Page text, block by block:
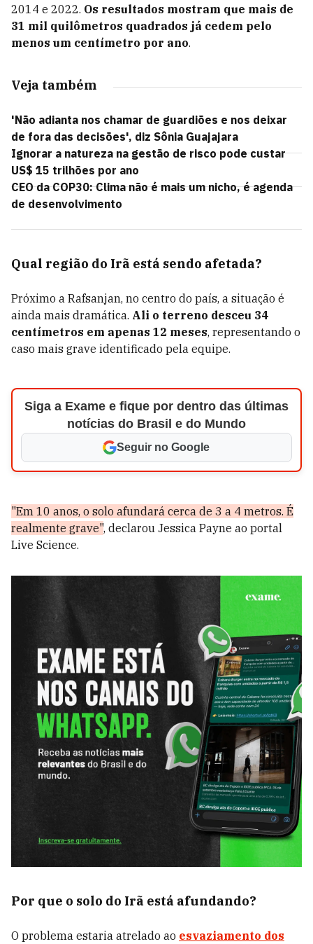
2014 e 2022. Os resultados mostram que mais de
31 mil quilômetros quadrados já cedem pelo
menos um centímetro por ano.
Veja também
'Não adianta nos chamar de guardiões e nos deixar
de fora das decisões', diz Sônia Guajajara
Ignorar a natureza na gestão de risco pode custar
US$ 15 trilhões por ano
CEO da COP30: Clima não é mais um nicho, é agenda
de desenvolvimento
Qual região do Irã está sendo afetada?
Próximo a Rafsanjan, no centro do país, a situação é
ainda mais dramática. Ali o terreno desceu 34
centímetros em apenas 12 meses, representando o
caso mais grave identificado pela equipe.
Siga a Exame e fique por dentro das últimas
notícias do Brasil e do Mundo
Seguir no Google
"Em 10 anos, o solo afundará cerca de 3 a 4 metros. É
realmente grave", declarou Jessica Payne ao portal
Live Science.
Por que o solo do Irã está afundando?
O problema estaria atrelado ao esvaziamento dos